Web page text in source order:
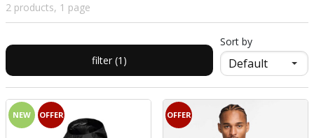
2 products, 1 page
filter (1)
Sort by
NEW OFFER OFFER